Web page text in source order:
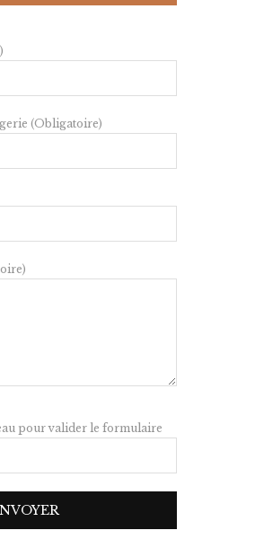
(Obligatoire)
pour valider le formulaire